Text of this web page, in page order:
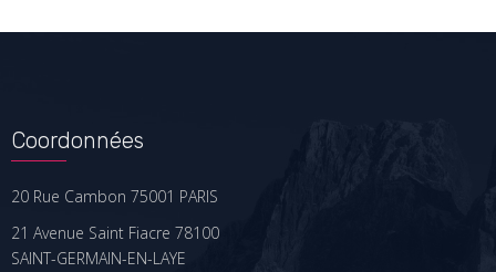
Coordonnées
20 Rue Cambon 75001 PARIS
21 Avenue Saint Fiacre 78100
SAINT-GERMAIN-EN-LAYE